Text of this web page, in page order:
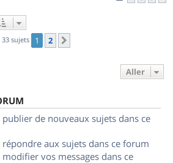
33 sujets 1 2
Aller
publier de nouveaux sujets dans ce
répondre aux sujets dans ce forum
modifier vos messages dans ce